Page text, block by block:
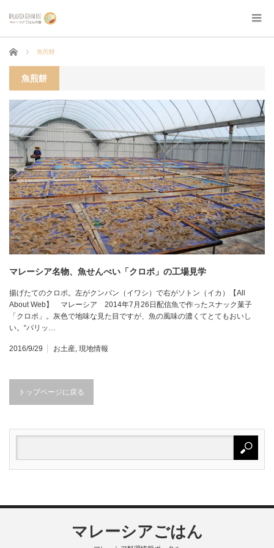
ホーム 魚煎餅
魚煎餅
マレーシア名物、魚せんべい「クロポ」の工場見学
揚げたてのクロポ。左がクンバン（イワシ）で右がソトン（イカ）【All
About Web】 マレーシア 2014年7月26日配信魚で作ったスナック菓子
「クロポ」。灰色で地味な見た目ですが、魚の風味の濃くてとてもおいし
い。“パリッ…
2016/9/29 お土産, 現地情報
トップページに戻る
マレーシアごはん